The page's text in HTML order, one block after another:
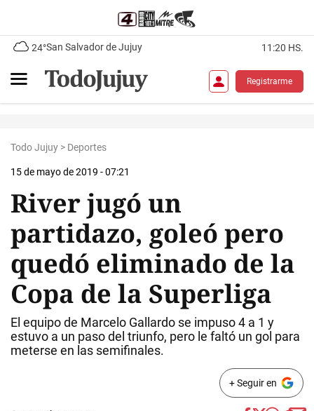
24°San Salvador de Jujuy 11:20 HS.
Registrarme
Todo Jujuy > Deportes
15 de mayo de 2019 - 07:21
River jugó un
partidazo, goleó pero
quedó eliminado de la
Copa de la Superliga
El equipo de Marcelo Gallardo se impuso 4 a 1 y
estuvo a un paso del triunfo, pero le faltó un gol para
meterse en las semifinales.
+ Seguir en